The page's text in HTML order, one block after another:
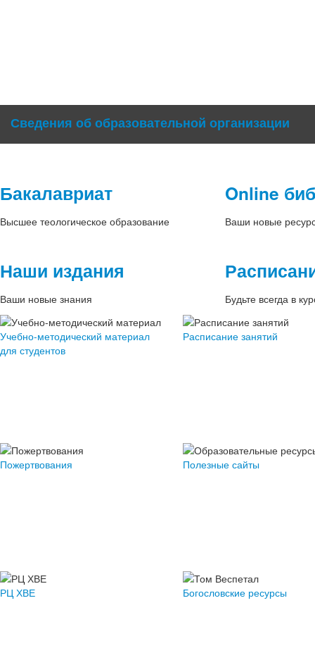
Сведения об образовательной организации
Бакалавриат
Высшее теологическое образование
Online
Ваши новые
Наши издания
Ваши новые знания Будьте всегда в
Учебно-методический материал
для студентов
Расписание занятий
Пожертвования Полезные сайты
РЦ ХВЕ Богословские ресурсы